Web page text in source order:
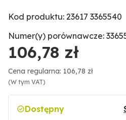
Kod produktu: 23617 3365540
Numer(y) porównawcze:
106,78 zł
Cena regularna: 106,78 zł
(W tym VAT)
Dostępny